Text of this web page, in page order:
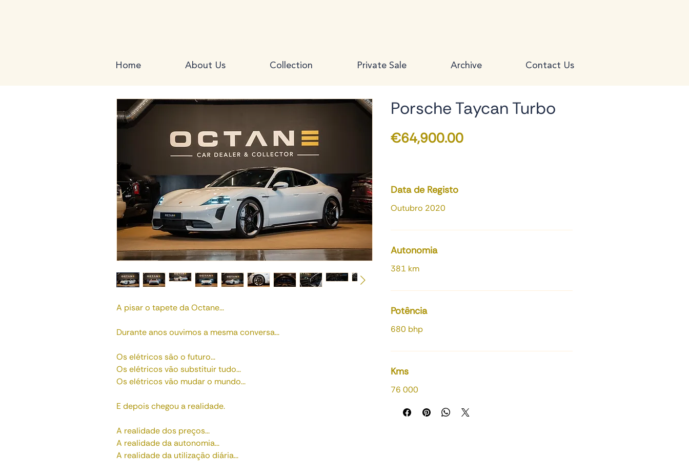
Home About Us Collection Private Sale Archive Contact Us
A pisar o tapete da Octane...
Durante anos ouvimos a mesma conversa...
Os elétricos são o futuro...
Os elétricos vão substituir tudo...
Os elétricos vão mudar o mundo...
E depois chegou a realidade.
A realidade dos preços...
A realidade da autonomia...
A realidade da utilização diária...
Porsche Taycan Turbo
€64,900.00Price
Data de Registo
Outubro 2020
Autonomia
381 km
Potência
680 bhp
Kms
76 000